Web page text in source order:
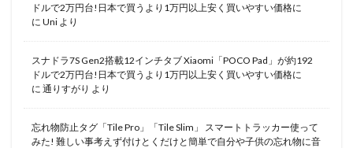
ドルで2万円台!日本で買うより1万円以上安く買いやすい価格に
に Uni より
スナドラ7S Gen2搭載12インチタブ Xiaomi「POCO Pad」が約192
ドルで2万円台!日本で買うより1万円以上安く買いやすい価格に
に 通りすがり より
忘れ物防止タグ「Tile Pro」「Tile Slim」 スマートトラッカー使って
みた! 難しい事考えず付けとくだけと簡単で自分や子供の忘れ物に音